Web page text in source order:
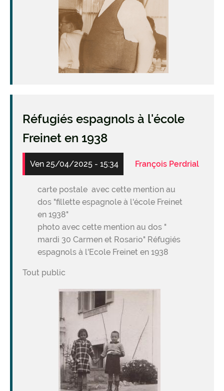
Réfugiés espagnols à l'école
Freinet en 1938
Ven 25/04/2025 - 15:34 François Perdrial
carte postale avec cette mention au
dos "fillette espagnole à l'école Freinet
en 1938"
photo avec cette mention au dos "
mardi 30 Carmen et Rosario" Réfugiés
espagnols à l'Ecole Freinet en 1938
Tout public